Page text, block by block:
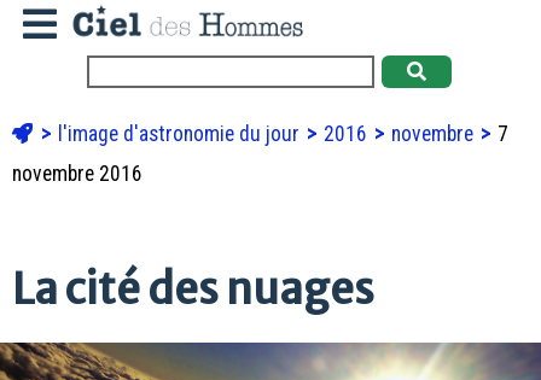
l'image d'astronomie du jour 2016 novembre
7
novembre 2016
La cité des nuages